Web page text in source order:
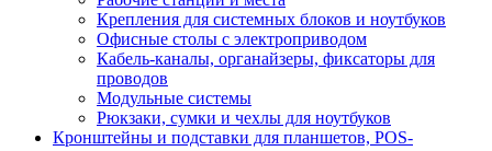
Крепления для системных блоков и ноутбуков
Офисные столы с электроприводом
Кабель-каналы, органайзеры, фиксаторы для
проводов
Модульные системы
Рюкзаки, сумки и чехлы для ноутбуков
Кронштейны и подставки для планшетов, POS-